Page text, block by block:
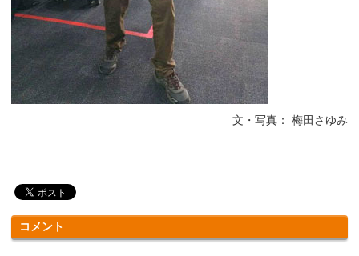
文・写真： 梅田さゆみ
コメント